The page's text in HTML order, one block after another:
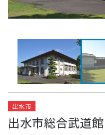
出水市
出水市総合武道館